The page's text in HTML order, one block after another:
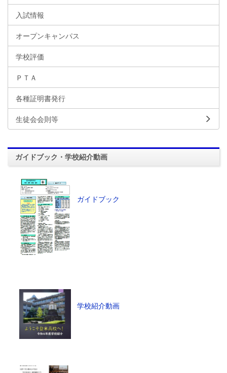
入試情報
オープンキャンパス
学校評価
ＰＴＡ
各種証明書発行
生徒会会則等
ガイドブック・学校紹介動画
ガイドブック
学校紹介動画